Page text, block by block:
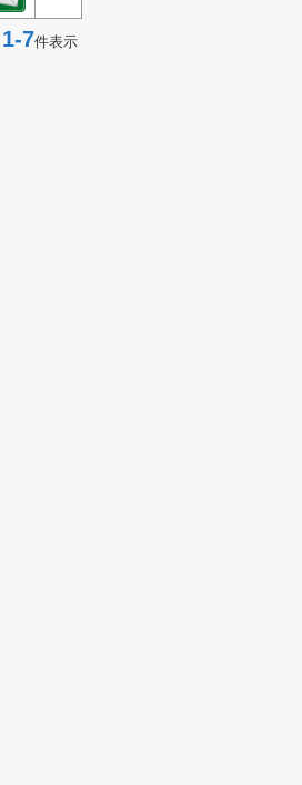
7件表示